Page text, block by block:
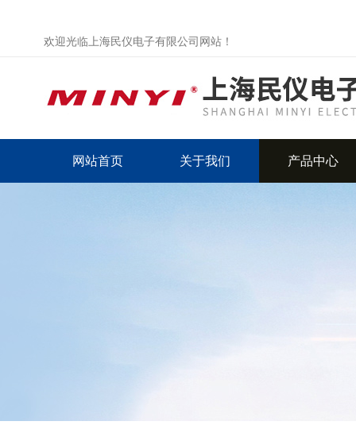
欢迎光临上海民仪电子有限公司网站！
网站首页 关于我们 产品中心